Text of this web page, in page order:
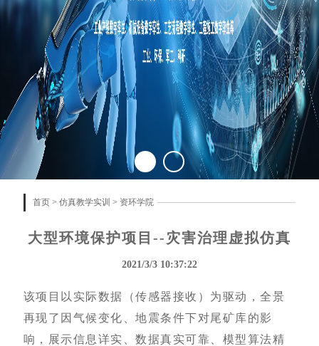
首页> 仿真教学实训 > 资环学院
大型环境保护项目--灾害治理虚拟仿真
2021/3/3 10:37:22
该项目以实际数据（传感器接收）为驱动，全景
再现了因气候变化、地震条件下对尾矿库的影
响，展示信息详实、数据真实可靠、模型算法精